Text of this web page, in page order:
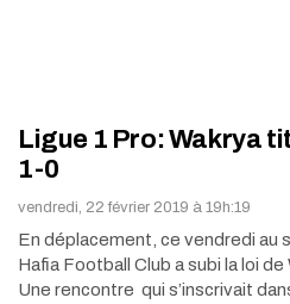
Ligue 1 Pro: Wakrya
1-0
vendredi, 22 février 2019 à 19h:19
En déplacement, ce vendredi au
Hafia Football Club a subi la loi de
Une rencontre qui s’inscrivait